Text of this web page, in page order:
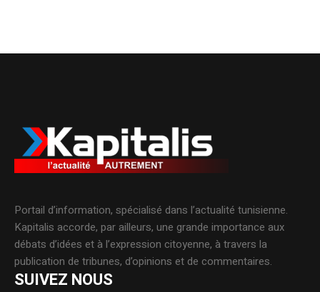
Portail d’information, spécialisé dans l’actualité tunisienne.
Kapitalis accorde, par ailleurs, une grande importance aux
débats d’idées et à l’expression citoyenne, à travers la
publication de tribunes, d’opinions et de commentaires.
SUIVEZ NOUS